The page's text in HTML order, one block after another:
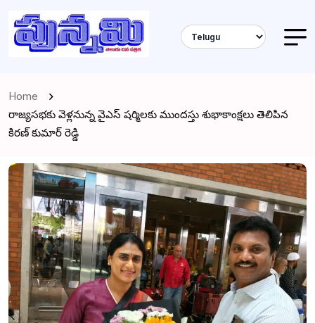
Home
రాజ్యసభకు వెళ్లనున్న వైఎస్ షర్మిలకు ముందస్తు శుభాకాంక్షలు తెలిపిన
కిరణ్ కుమార్ రెడ్డి